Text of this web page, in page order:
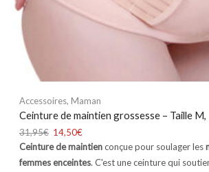
Accessoires, Maman
Ceinture de maintien grossesse – Taille M,
31,95€ 14,50€
Ceinture de maintienconçue pour soulager les
femmes enceintes. C'est une ceinture qui